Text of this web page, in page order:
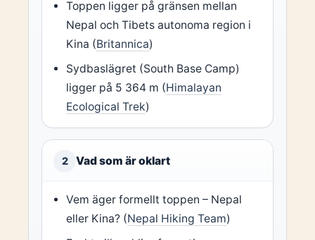
Toppen ligger på gränsen mellan
Nepal och Tibets autonoma region i
Kina (Britannica)
Sydbaslägret (South Base Camp)
ligger på 5 364 m (Himalayan
Ecological Trek)
2 Vad som är oklart
Vem äger formellt toppen – Nepal
eller Kina? (Nepal Hiking Team)